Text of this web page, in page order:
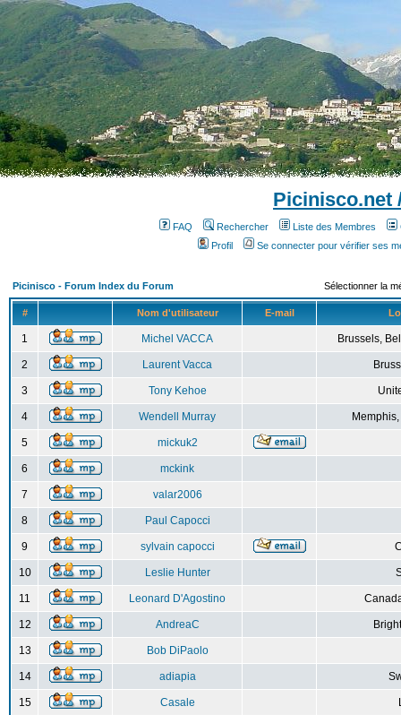
Picinisco.net
FAQ Rechercher Liste des Membres
Profil
Se connecter pour vérifier ses
Picinisco - Forum Index du Forum Sélectionner la
# Nom d'utilisateur E-mail
1 Michel VACCA Brussels,
2 Laurent Vacca
3 Tony Kehoe
4 Wendell Murray
5 mickuk2
6 mckink
7 valar2006
8 Paul Capocci
9 sylvain capocci
10 Leslie Hunter
11 Leonard D'Agostino
12 AndreaC
13 Bob DiPaolo
14 adiapia
15 Casale